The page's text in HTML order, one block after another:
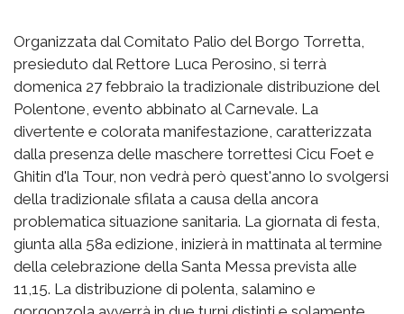
Organizzata dal Comitato Palio del Borgo Torretta,
presieduto dal Rettore Luca Perosino, si terrà
domenica 27 febbraio la tradizionale distribuzione del
Polentone, evento abbinato al Carnevale. La
divertente e colorata manifestazione, caratterizzata
dalla presenza delle maschere torrettesi Cicu Foet e
Ghitin d'la Tour, non vedrà però quest'anno lo svolgersi
della tradizionale sfilata a causa della ancora
problematica situazione sanitaria. La giornata di festa,
giunta alla 58a edizione, inizierà in mattinata al termine
della celebrazione della Santa Messa prevista alle
11,15. La distribuzione di polenta, salamino e